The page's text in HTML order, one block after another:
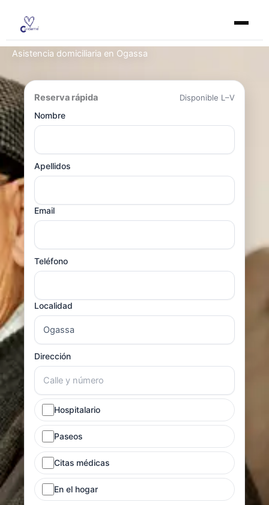
contenido
Asistencia domiciliaria en Ogassa
Reserva rápida
Disponible L–V
Nombre
Apellidos
Email
Teléfono
Localidad
Dirección
Hospitalario
Paseos
Citas médicas
En el hogar